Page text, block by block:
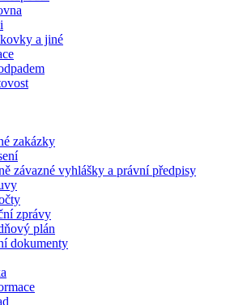
a jiné
zakázky
závazné vyhlášky a právní předpisy
zprávy
plán
dokumenty